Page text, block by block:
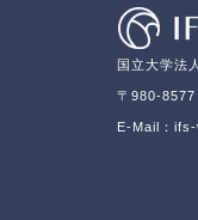
国立大学法
〒980-
E-Mail：